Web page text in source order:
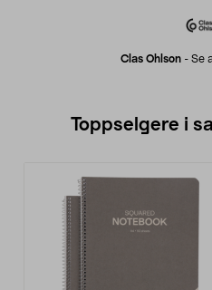
Clas Ohlson- Se
Toppselgere i